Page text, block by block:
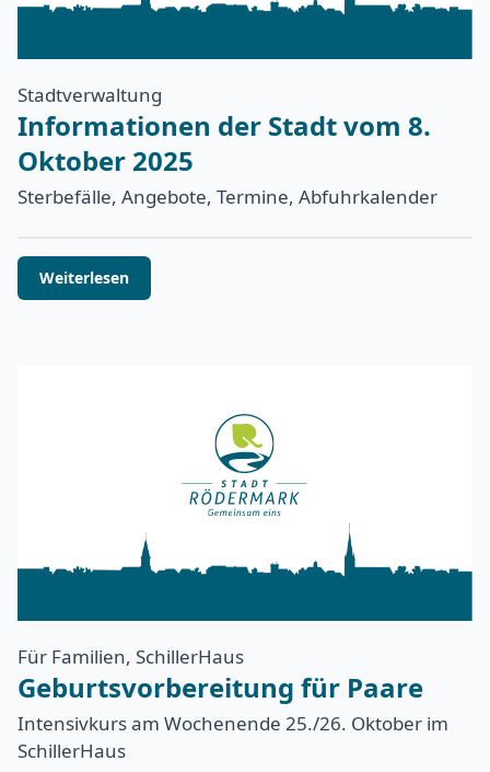
Stadtverwaltung
Informationen der Stadt vom 8.
Oktober 2025
Sterbefälle, Angebote, Termine, Abfuhrkalender
Weiterlesen
Für Familien, SchillerHaus
Geburtsvorbereitung für Paare
Intensivkurs am Wochenende 25./26. Oktober im
SchillerHaus